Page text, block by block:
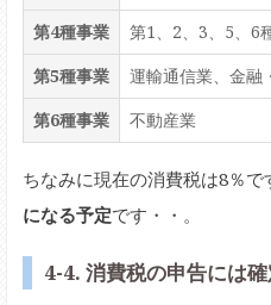
第4種事業
第1、2、3、5、6
第5種事業
運輸通信業、金融
第6種事業
不動産業
ちなみに現在の消費税は8％で
になる予定です・・。
4-4. 消費税の申告には